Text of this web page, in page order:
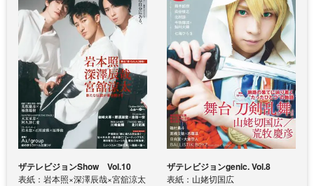
ザテレビジョンShow Vol.10
表紙：岩本照×深澤辰哉×宮舘涼太
ザテレビジョンgenic. Vol.8
表紙：山姥切国広